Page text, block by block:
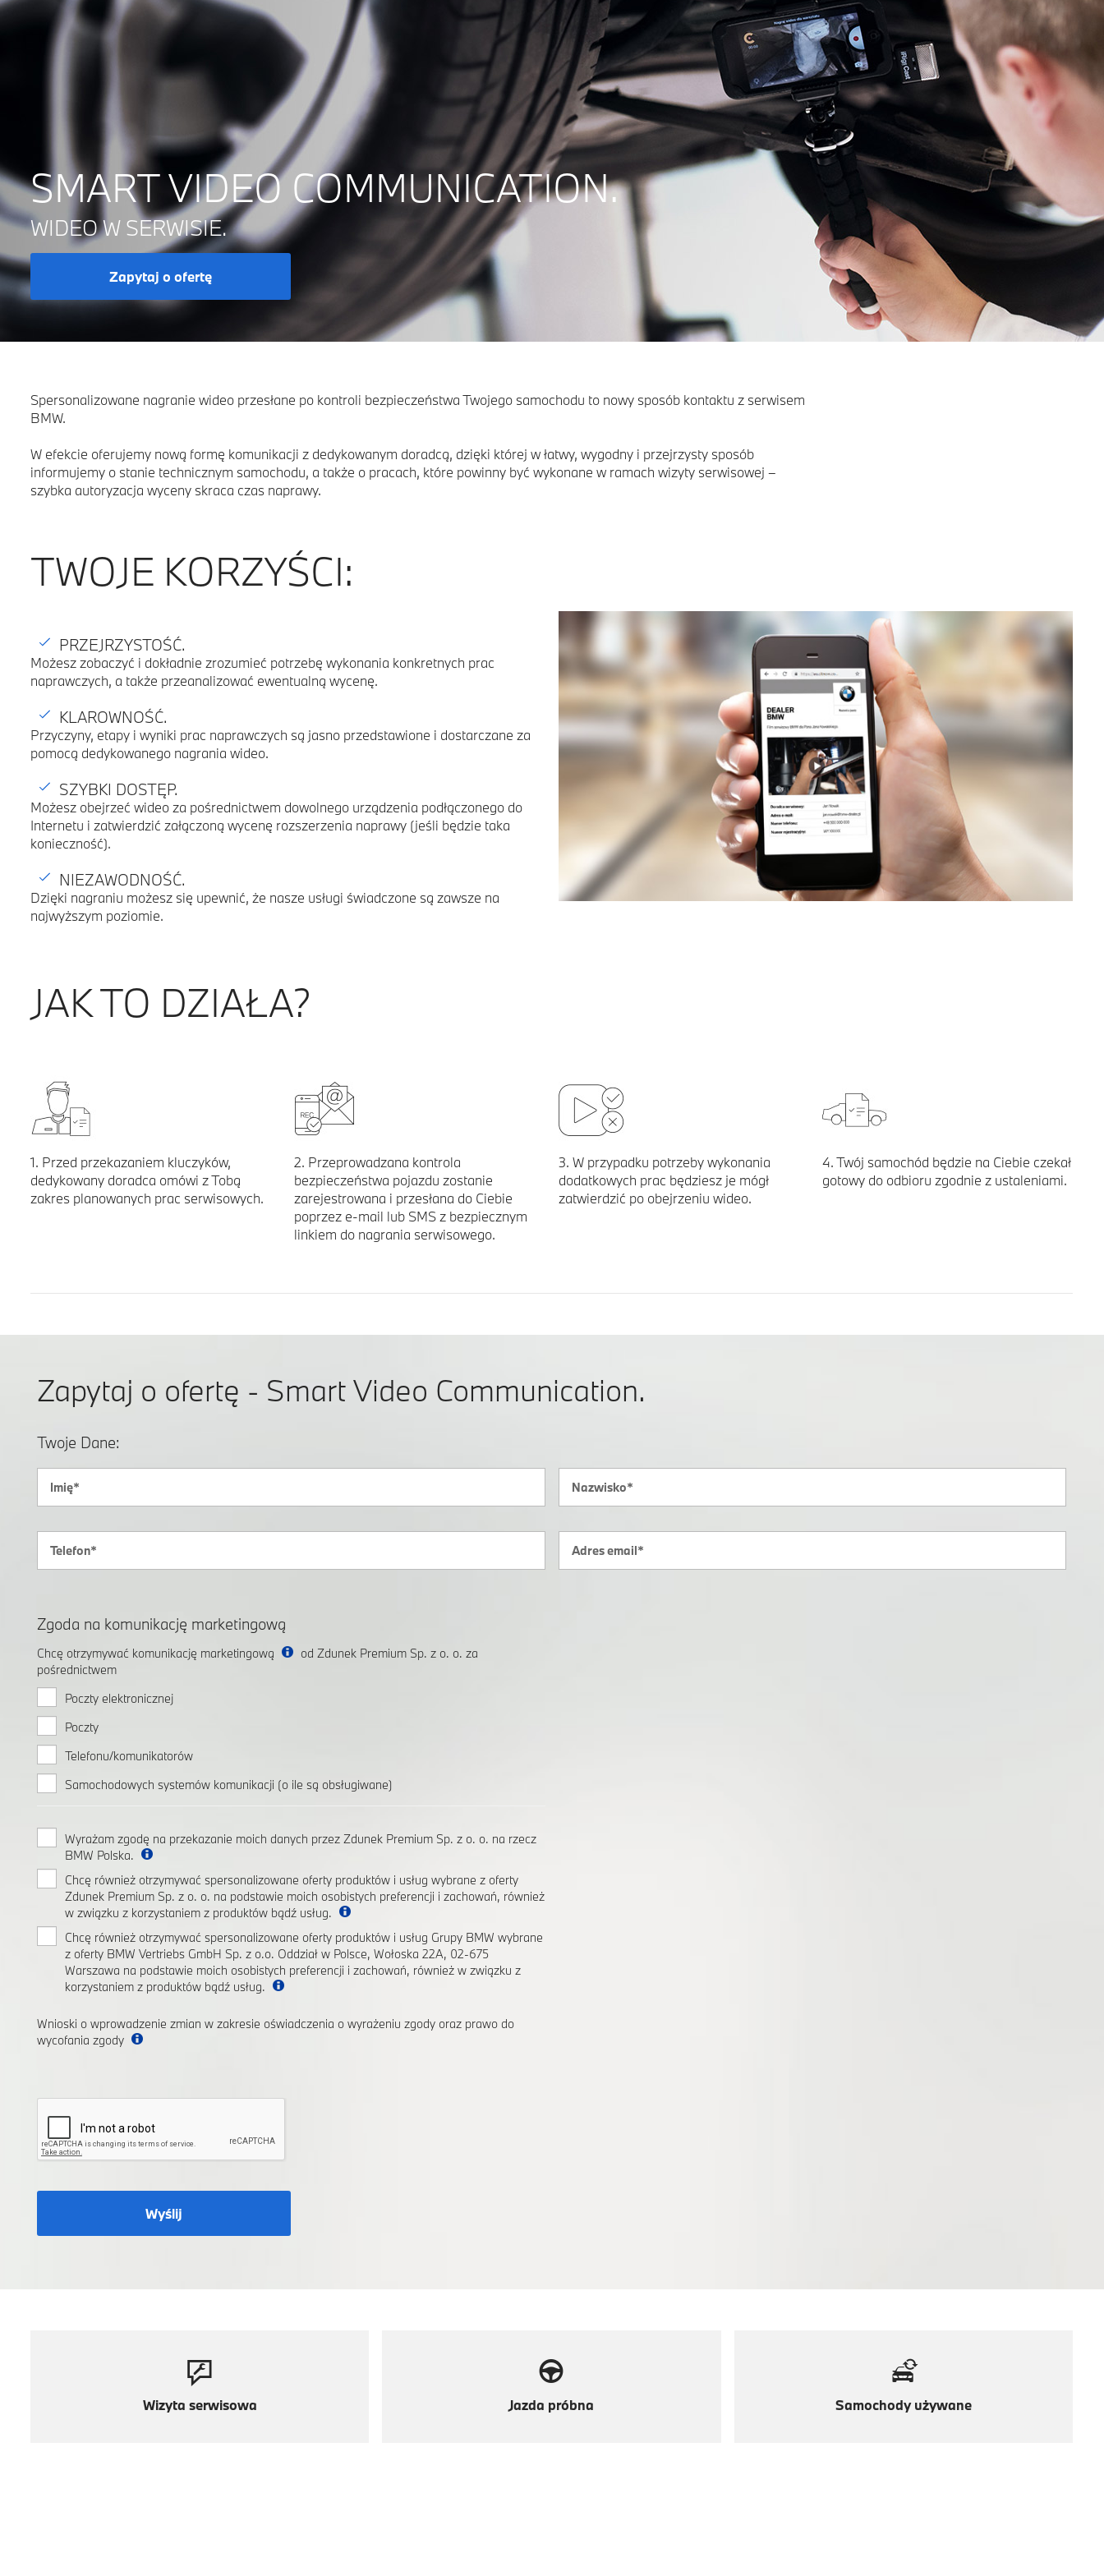
SMART VIDEO COMMUNICATION.
WIDEO W SERWISIE.
Zapytaj o ofertę
Spersonalizowane nagranie wideo przesłane po kontroli bezpieczeństwa Twojego samochodu to nowy sposób kontaktu z serwisem
BMW.
W efekcie oferujemy nową formę komunikacji z dedykowanym doradcą, dzięki której w łatwy, wygodny i przejrzysty sposób
informujemy o stanie technicznym samochodu, a także o pracach, które powinny być wykonane w ramach wizyty serwisowej –
szybka autoryzacja wyceny skraca czas naprawy.
TWOJE KORZYŚCI:
PRZEJRZYSTOŚĆ.
Możesz zobaczyć i dokładnie zrozumieć potrzebę wykonania konkretnych prac
naprawczych, a także przeanalizować ewentualną wycenę.
KLAROWNOŚĆ.
Przyczyny, etapy i wyniki prac naprawczych są jasno przedstawione i dostarczane za
pomocą dedykowanego nagrania wideo.
SZYBKI DOSTĘP.
Możesz obejrzeć wideo za pośrednictwem dowolnego urządzenia podłączonego do
Internetu i zatwierdzić załączoną wycenę rozszerzenia naprawy (jeśli będzie taka
konieczność).
NIEZAWODNOŚĆ.
Dzięki nagraniu możesz się upewnić, że nasze usługi świadczone są zawsze na
najwyższym poziomie.
JAK TO DZIAŁA?
1. Przed przekazaniem kluczyków,
dedykowany doradca omówi z Tobą
zakres planowanych prac serwisowych.
2. Przeprowadzana kontrola
bezpieczeństwa pojazdu zostanie
zarejestrowana i przesłana do Ciebie
poprzez e-mail lub SMS z bezpiecznym
linkiem do nagrania serwisowego.
3. W przypadku potrzeby wykonania
dodatkowych prac będziesz je mógł
zatwierdzić po obejrzeniu wideo.
4. Twój samochód będzie na Ciebie czekał
gotowy do odbioru zgodnie z ustaleniami.
Zapytaj o ofertę - Smart Video Communication.
Twoje Dane:
Zgoda na komunikację marketingową
Chcę otrzymywać komunikację marketingową
od Zdunek Premium Sp. z o. o. za
pośrednictwem
Poczty elektronicznej
Poczty
Telefonu/komunikatorów
Samochodowych systemów komunikacji (o ile są obsługiwane)
Wyrażam zgodę na przekazanie moich danych przez Zdunek Premium Sp. z o. o. na rzecz
BMW Polska.
Chcę również otrzymywać spersonalizowane oferty produktów i usług wybrane z oferty
Zdunek Premium Sp. z o. o. na podstawie moich osobistych preferencji i zachowań, również
w związku z korzystaniem z produktów bądź usług.
Chcę również otrzymywać spersonalizowane oferty produktów i usług Grupy BMW wybrane
z oferty BMW Vertriebs GmbH Sp. z o.o. Oddział w Polsce, Wołoska 22A, 02-675
Warszawa na podstawie moich osobistych preferencji i zachowań, również w związku z
korzystaniem z produktów bądź usług.
Wnioski o wprowadzenie zmian w zakresie oświadczenia o wyrażeniu zgody oraz prawo do
wycofania zgody
Wyślij
Wizyta serwisowa Jazda próbna Samochody używane